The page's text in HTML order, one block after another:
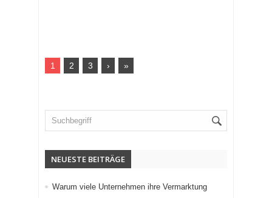
1 2 3 › »
NEUESTE BEITRÄGE
Warum viele Unternehmen ihre Vermarktung